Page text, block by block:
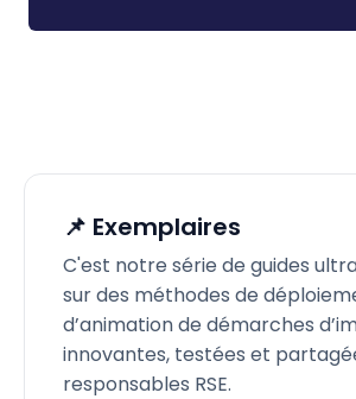
📌 Exemplaires
C'est notre série de guides
sur des méthodes de
d’animation de démarches
innovantes, testées et
responsables RSE.